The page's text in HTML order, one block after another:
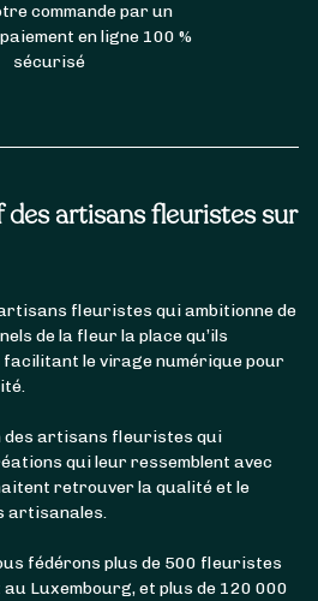
des artisans fleuristes sur
fleuristes qui ambitionne de
de la fleur la place qu’ils
le virage numérique pour
des artisans fleuristes qui
qui leur ressemblent avec
retrouver la qualité et le
artisanales.
fédérons plus de 500 fleuristes
Luxembourg, et plus de 120 000
commande par un
en ligne 100 %
sécurisé